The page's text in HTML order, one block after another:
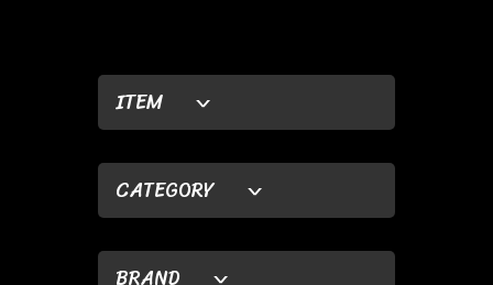
ITEM
CATEGORY